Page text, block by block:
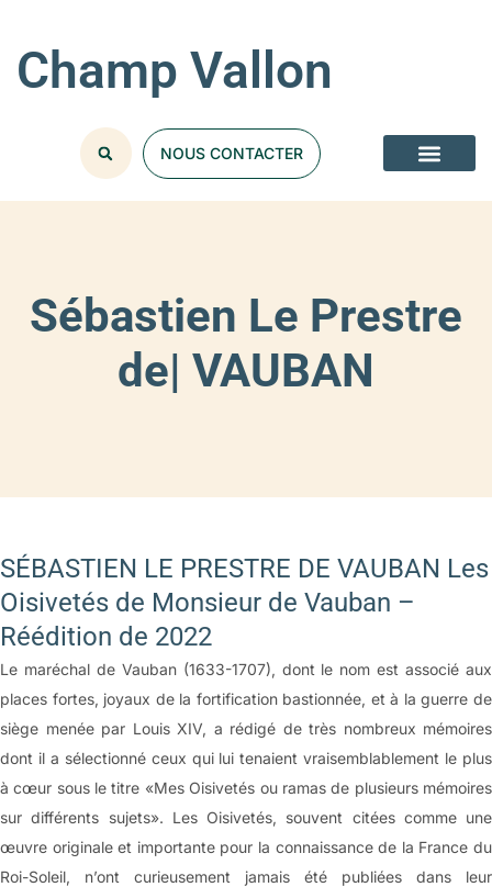
Champ Vallon
NOUS CONTACTER
Sébastien Le Prestre
de| VAUBAN
SÉBASTIEN LE PRESTRE DE VAUBAN Les
Oisivetés de Monsieur de Vauban –
Réédition de 2022
Le maréchal de Vauban (1633-1707), dont le nom est associé aux
places fortes, joyaux de la fortification bastionnée, et à la guerre de
siège menée par Louis XIV, a rédigé de très nombreux mémoires
dont il a sélectionné ceux qui lui tenaient vraisemblablement le plus
à cœur sous le titre «Mes Oisivetés ou ramas de plusieurs mémoires
sur différents sujets». Les Oisivetés, souvent citées comme une
œuvre originale et importante pour la connaissance de la France du
Roi-Soleil, n’ont curieusement jamais été publiées dans leur